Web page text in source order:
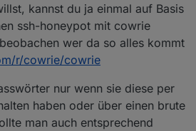
kannst du ja einmal auf Basis
ssh-honeypot mit cowrie
wer da so alles kommt
r/cowrie/cowrie
nur wenn sie diese per
haben oder über einen brute
man auch entsprechend